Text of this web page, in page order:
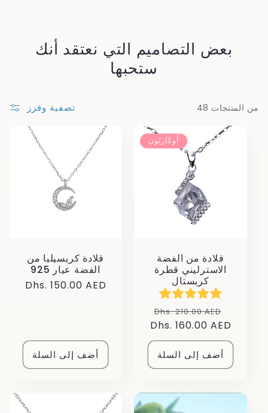
بعض التصاميم التي نعتقد أنك
ستحبها
تصفية وفرز 48 من المنتجات
قلادة كريسيليا من
الفضة عيار 925
سعر
Dhs. 150.00 AED
أضف إلى السلة
أُوكَازيُون
قلادة من الفضة
الاسترليني قطرة
كريستال
سعر
عادي
Dhs. 210.00 AED
البيعDhs. 160.00 AED
أضف إلى السلة